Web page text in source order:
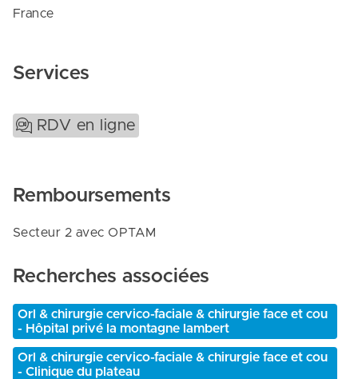
France
Services
RDV en ligne
Remboursements
Secteur 2 avec OPTAM
Recherches associées
Orl & chirurgie cervico-faciale & chirurgie face et cou
- Hôpital privé la montagne lambert
Orl & chirurgie cervico-faciale & chirurgie face et cou
- Clinique du plateau